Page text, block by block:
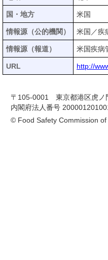
国・地方 米国
情報源（公的機関） 米国／疾
情報源（報道） 米国疾病
URL http://
〒105-0001 東京都港区虎ノ
内閣府法人番号
© Food Safety Commission of